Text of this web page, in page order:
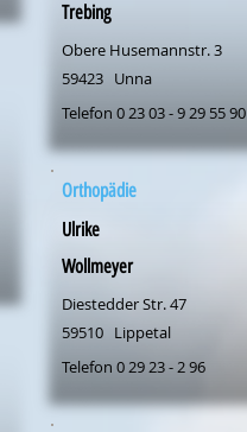
Trebing
Obere Husemannstr. 3
59423 Unna
Telefon 0 23 03 - 9 29 55 90
Orthopädie
Ulrike
Wollmeyer
Diestedder Str. 47
59510 Lippetal
Telefon 0 29 23 - 2 96